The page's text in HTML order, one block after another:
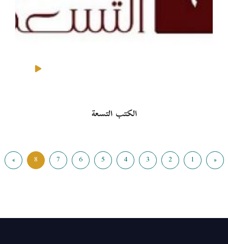
الكتب التسعة
«
1
2
3
4
5
6
7
8
»